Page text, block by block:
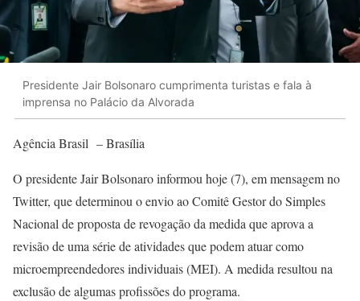
Presidente Jair Bolsonaro cumprimenta turistas e fala à
imprensa no Palácio da Alvorada
Agência Brasil – Brasília
O presidente Jair Bolsonaro informou hoje (7), em mensagem no
Twitter, que determinou o envio ao Comitê Gestor do Simples
Nacional de proposta de revogação da medida que aprova a
revisão de uma série de atividades que podem atuar como
microempreendedores individuais (MEI). A medida resultou na
exclusão de algumas profissões do programa.